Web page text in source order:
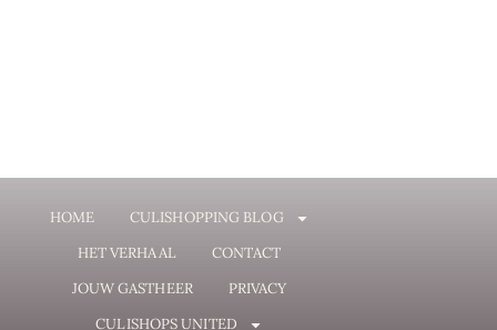
HOME
CULISHOPPING BLOG
HET VERHAAL
CONTACT
JOUW GASTHEER
PRIVACY
CULISHOPS UNITED